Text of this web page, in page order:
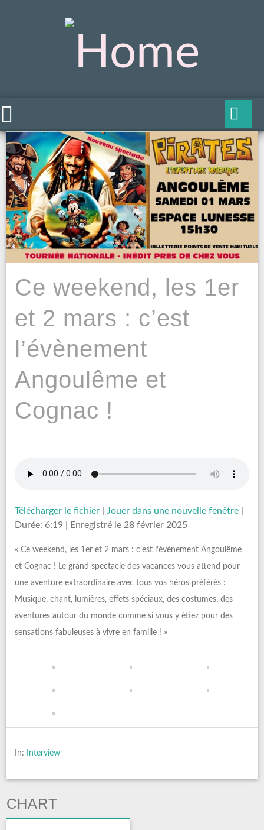
Ce weekend, les 1er
et 2 mars : c’est
l’évènement
Angoulême et
Cognac !
Télécharger le fichier Jouer dans une nouvelle fenêtre
Durée: 6:19
Enregistré le 28 février 2025
« Ce weekend, les 1er et 2 mars : c’est l’évènement Angoulême
et Cognac ! Le grand spectacle des vacances vous attend pour
une aventure extraordinaire avec tous vos héros préférés :
Musique, chant, lumières, effets spéciaux, des costumes, des
aventures autour du monde comme si vous y étiez pour des
sensations fabuleuses à vivre en famille ! »
In: Interview
CHART